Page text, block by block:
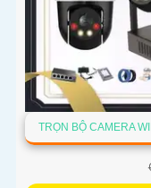
TRỌN BỘ CAMERA